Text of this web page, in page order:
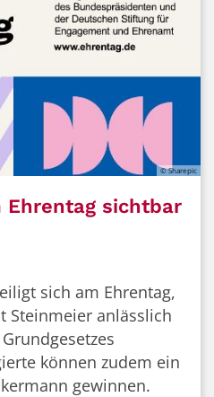
© Sharepic
Ehrentag sichtbar
sich am Ehrentag,
Steinmeier anlässlich
können zudem ein
gewinnen.